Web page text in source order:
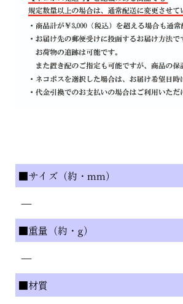
■サイズ（約・mm）
—
■重量（約・g）
—
■材質